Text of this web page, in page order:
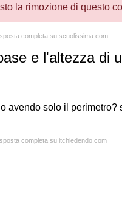
la rimozione di questo
completa su scuolissima.com
e l'altezza di
avendo solo il perimetro?
completa su itchiedendo.com